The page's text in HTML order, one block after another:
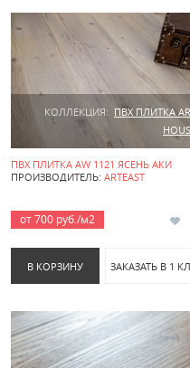
КОЛЛЕКЦИЯ: ПВХ ПЛИТКА
ПВХ ПЛИТКА AW 1121 ЯСЕНЬ АКИ
ПРОИЗВОДИТЕЛЬ: ARTEAST
от 700 руб./м2
В КОРЗИНУ ЗАКАЗАТЬ В 1